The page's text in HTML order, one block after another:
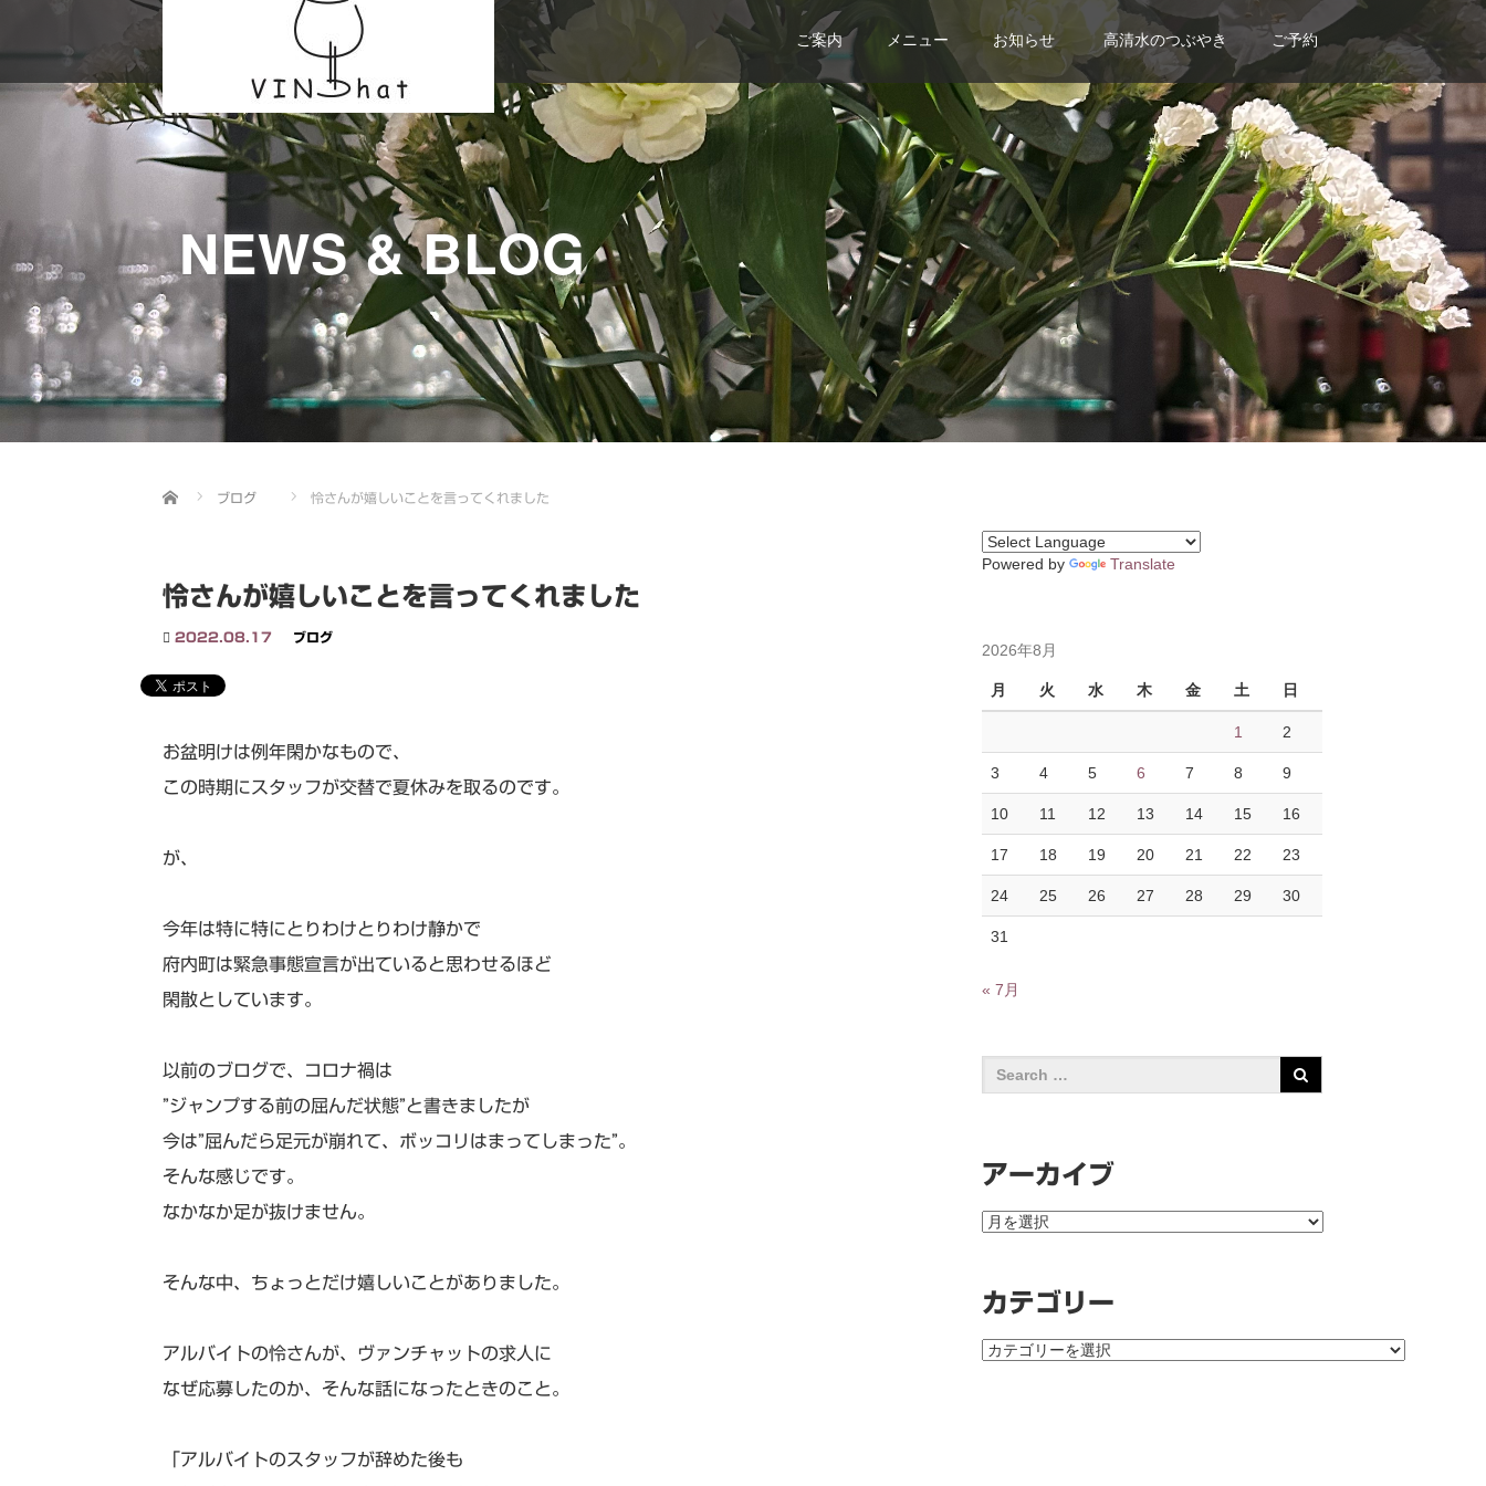
ご案内 メニュー お知らせ 高清水のつぶやき ご予約
NEWS & BLOG
Home ブログ 怜さんが嬉しいことを言ってくれました
怜さんが嬉しいことを言ってくれました
2022.08.17 ブログ
お盆明けは例年閑かなもので、
この時期にスタッフが交替で夏休みを取るのです。
が、
今年は特に特にとりわけとりわけ静かで
府内町は緊急事態宣言が出ていると思わせるほど
閑散としています。
以前のブログで、コロナ禍は
”ジャンプする前の屈んだ状態”と書きましたが
今は”屈んだら足元が崩れて、ボッコリはまってしまった”。
そんな感じです。
なかなか足が抜けません。
そんな中、ちょっとだけ嬉しいことがありました。
アルバイトの怜さんが、ヴァンチャットの求人に
なぜ応募したのか、そんな話になったときのこと。
「アルバイトのスタッフが辞めた後も
Powered by Translate
2026年8月
月 火 水 木 金 土 日
1 2
3 4 5 6 7 8 9
10 11 12 13 14 15 16
17 18 19 20 21 22 23
24 25 26 27 28 29 30
31
« 7月
アーカイブ
ア
イ
ブ
カテゴリー
カ